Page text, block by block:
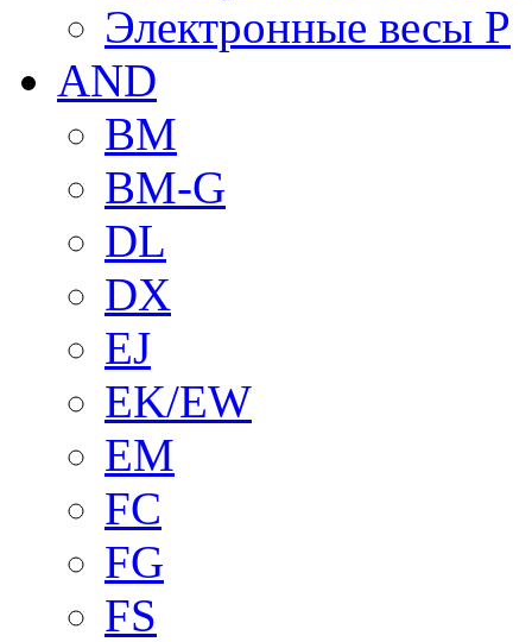
Электронные весы P
AND
BM
BM-G
DL
DX
EJ
EK/EW
EM
FC
FG
FS